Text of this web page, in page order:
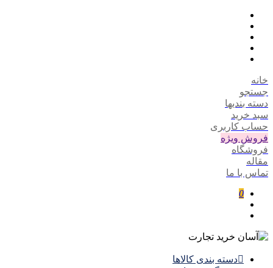
خانه
جستجو
دسته بندیها
سبد خرید
حساب کاربری
فروش ویژه
فروشگاه
مقاله
تماس با ما
0
دسته بندی کالاها